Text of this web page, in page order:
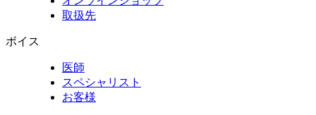
取扱先
ボイス
医師
スペシャリスト
お客様